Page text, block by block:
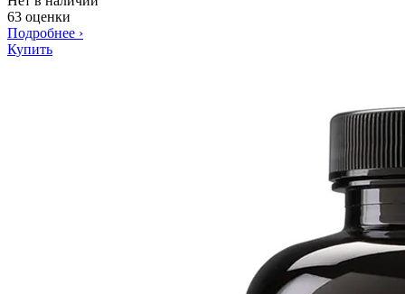
63 оценки
Подробнее ›
Купить